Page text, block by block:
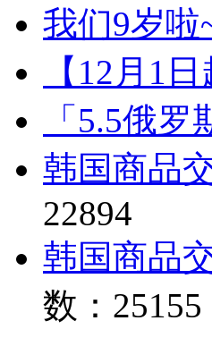
我们9岁啦
【12月1
「5.5俄
韩国商品
22894
韩国商品
数：25155